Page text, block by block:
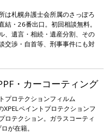
は札幌弁護士会所属のさっぽろ
・26番出口。初回相談無料。
、遺言・相続・遺産分割、その
交渉・自首等、刑事事件にも対
・カーコーティング
プロテクションフィルム
XPELペイントプロテクションフ
ロテクション。ガラスコーティ
が在籍。